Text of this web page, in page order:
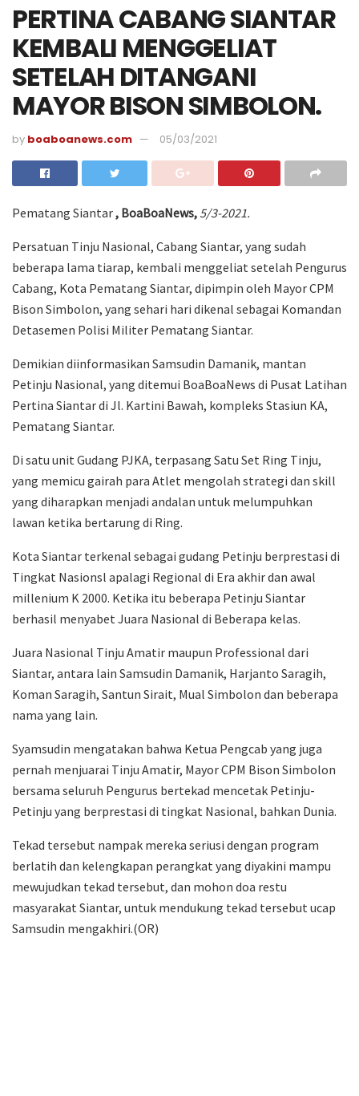
PERTINA CABANG SIANTAR
KEMBALI MENGGELIAT
SETELAH DITANGANI
MAYOR BISON SIMBOLON.
by boaboanews.com 05/03/2021
Pematang Siantar, BoaBoaNews, 5/3-2021.
Persatuan Tinju Nasional, Cabang Siantar, yang sudah
beberapa lama tiarap, kembali menggeliat setelah Pengurus
Cabang, Kota Pematang Siantar, dipimpin oleh Mayor CPM
Bison Simbolon, yang sehari hari dikenal sebagai Komandan
Detasemen Polisi Militer Pematang Siantar.
Demikian diinformasikan Samsudin Damanik, mantan
Petinju Nasional, yang ditemui BoaBoaNews di Pusat Latihan
Pertina Siantar di Jl. Kartini Bawah, kompleks Stasiun KA,
Pematang Siantar.
Di satu unit Gudang PJKA, terpasang Satu Set Ring Tinju,
yang memicu gairah para Atlet mengolah strategi dan skill
yang diharapkan menjadi andalan untuk melumpuhkan
lawan ketika bertarung di Ring.
Kota Siantar terkenal sebagai gudang Petinju berprestasi di
Tingkat Nasionsl apalagi Regional di Era akhir dan awal
millenium K 2000. Ketika itu beberapa Petinju Siantar
berhasil menyabet Juara Nasional di Beberapa kelas.
Juara Nasional Tinju Amatir maupun Professional dari
Siantar, antara lain Samsudin Damanik, Harjanto Saragih,
Koman Saragih, Santun Sirait, Mual Simbolon dan beberapa
nama yang lain.
Syamsudin mengatakan bahwa Ketua Pengcab yang juga
pernah menjuarai Tinju Amatir, Mayor CPM Bison Simbolon
bersama seluruh Pengurus bertekad mencetak Petinju-
Petinju yang berprestasi di tingkat Nasional, bahkan Dunia.
Tekad tersebut nampak mereka seriusi dengan program
berlatih dan kelengkapan perangkat yang diyakini mampu
mewujudkan tekad tersebut, dan mohon doa restu
masyarakat Siantar, untuk mendukung tekad tersebut ucap
Samsudin mengakhiri.(OR)